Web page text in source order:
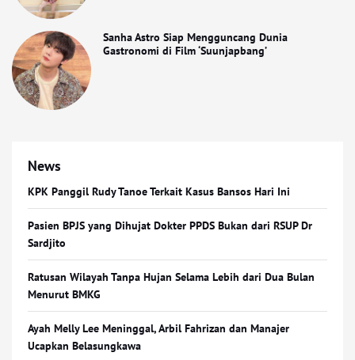
Sanha Astro Siap Mengguncang Dunia
Gastronomi di Film ‘Suunjapbang’
News
KPK Panggil Rudy Tanoe Terkait Kasus Bansos Hari Ini
Pasien BPJS yang Dihujat Dokter PPDS Bukan dari RSUP Dr
Sardjito
Ratusan Wilayah Tanpa Hujan Selama Lebih dari Dua Bulan
Menurut BMKG
Ayah Melly Lee Meninggal, Arbil Fahrizan dan Manajer
Ucapkan Belasungkawa